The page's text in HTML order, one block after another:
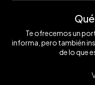
Te ofrecemos un
informa, pero también
de lo que